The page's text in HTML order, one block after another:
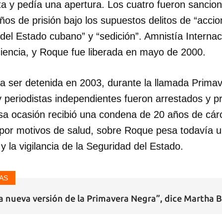
y pedía una apertura. Los cuatro fueron
de prisión bajo los supuestos delitos de
Estado cubano” y “sedición”. Amnistía
y Roque fue liberada en mayo de 2000.
ser detenida en 2003, durante la llamada
periodistas independientes fueron arrestados y
ocasión recibió una condena de 20 años de
motivos de salud, sobre Roque pesa todavía
la vigilancia de la Seguridad del Estado.
nueva versión de la Primavera Negra”, dice Martha